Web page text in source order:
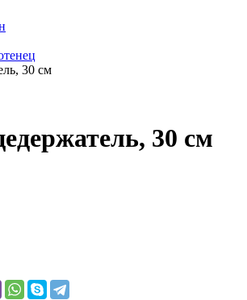
30 см
30 см